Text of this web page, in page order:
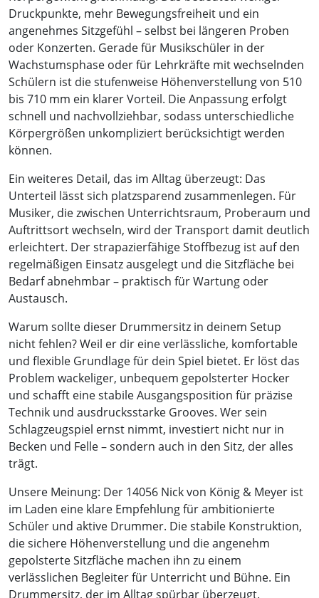
Druckpunkte, mehr Bewegungsfreiheit und ein
angenehmes Sitzgefühl – selbst bei längeren Proben
oder Konzerten. Gerade für Musikschüler in der
Wachstumsphase oder für Lehrkräfte mit wechselnden
Schülern ist die stufenweise Höhenverstellung von 510
bis 710 mm ein klarer Vorteil. Die Anpassung erfolgt
schnell und nachvollziehbar, sodass unterschiedliche
Körpergrößen unkompliziert berücksichtigt werden
können.
Ein weiteres Detail, das im Alltag überzeugt: Das
Unterteil lässt sich platzsparend zusammenlegen. Für
Musiker, die zwischen Unterrichtsraum, Proberaum und
Auftrittsort wechseln, wird der Transport damit deutlich
erleichtert. Der strapazierfähige Stoffbezug ist auf den
regelmäßigen Einsatz ausgelegt und die Sitzfläche bei
Bedarf abnehmbar – praktisch für Wartung oder
Austausch.
Warum sollte dieser Drummersitz in deinem Setup
nicht fehlen? Weil er dir eine verlässliche, komfortable
und flexible Grundlage für dein Spiel bietet. Er löst das
Problem wackeliger, unbequem gepolsterter Hocker
und schafft eine stabile Ausgangsposition für präzise
Technik und ausdrucksstarke Grooves. Wer sein
Schlagzeugspiel ernst nimmt, investiert nicht nur in
Becken und Felle – sondern auch in den Sitz, der alles
trägt.
Unsere Meinung: Der 14056 Nick von König & Meyer ist
im Laden eine klare Empfehlung für ambitionierte
Schüler und aktive Drummer. Die stabile Konstruktion,
die sichere Höhenverstellung und die angenehm
gepolsterte Sitzfläche machen ihn zu einem
verlässlichen Begleiter für Unterricht und Bühne. Ein
Drummersitz, der im Alltag spürbar überzeugt.